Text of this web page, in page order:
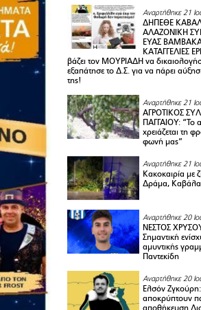
Αναρτήθηκε 21
ΔΗΠΕΘΕ
ΑΛΑΖΟΝΙΚΗ
ΕΥΑΣ ΒΑΜΒΑΚΑ
ΚΑΤΑΓΓΕΛΙΕΣ
βάζει τον ΜΟΥΡΙΑΔΗ να
εξαπάτησε το Δ.Σ. για να πάρει
της!
Αναρτήθηκε 21
ΑΓΡΟΤΙΚΟΣ
ΠΑΓΓΑΙΟY: “Το
χρειάζεται τη
φωνή μας”
Αναρτήθηκε 21
Κακοκαιρία με
Δράμα, Καβάλα
Αναρτήθηκε 20
ΝΕΣΤΟΣ
Σημαντική
αμυντικής
Παντεκίδη
Αναρτήθηκε 20
Ελσόν Ζγκούρη:
αποκρύπτουν
αποθήκευση